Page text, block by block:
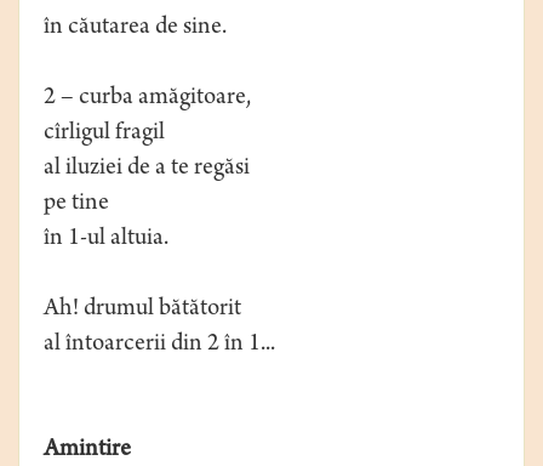
în căutarea de sine.
2 – curba amăgitoare,
cîrligul fragil
al iluziei de a te regăsi
pe tine
în 1-ul altuia.
Ah! drumul bătătorit
al întoarcerii din 2 în 1...
Amintire